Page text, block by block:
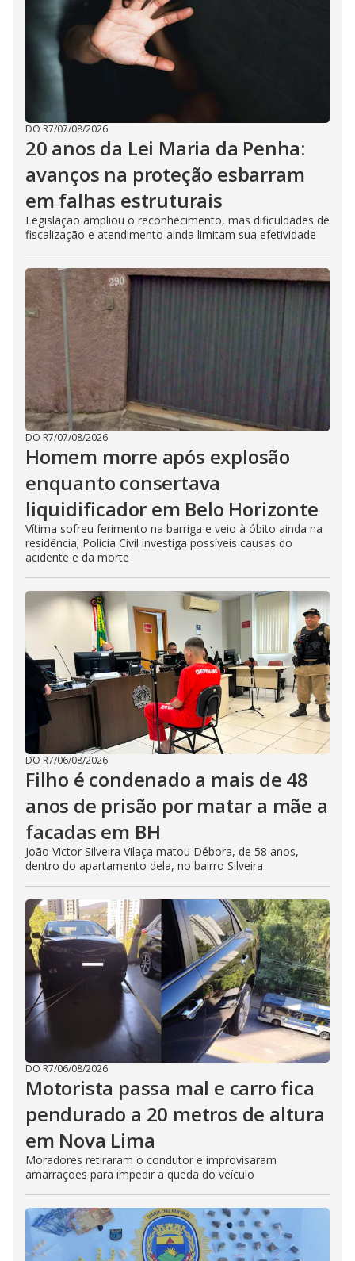
DO R7/07/08/2026
20 anos da Lei Maria da Penha:
avanços na proteção esbarram
em falhas estruturais
Legislação ampliou o reconhecimento, mas dificuldades de
fiscalização e atendimento ainda limitam sua efetividade
DO R7/07/08/2026
Homem morre após explosão
enquanto consertava
liquidificador em Belo Horizonte
Vítima sofreu ferimento na barriga e veio à óbito ainda na
residência; Polícia Civil investiga possíveis causas do
acidente e da morte
DO R7/06/08/2026
Filho é condenado a mais de 48
anos de prisão por matar a mãe a
facadas em BH
João Victor Silveira Vilaça matou Débora, de 58 anos,
dentro do apartamento dela, no bairro Silveira
DO R7/06/08/2026
Motorista passa mal e carro fica
pendurado a 20 metros de altura
em Nova Lima
Moradores retiraram o condutor e improvisaram
amarrações para impedir a queda do veículo